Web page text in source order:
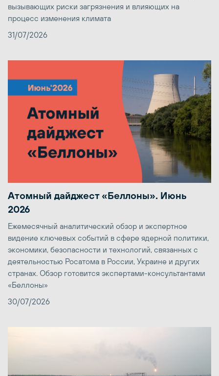
вызывающих риски загрязнения и влияющих на
процесс изменения климата
31/07/2026
Атомный дайджест «Беллоны». Июнь
2026
Ежемесячный аналитический обзор и экспертное
видение ключевых событий в сфере ядерной политики,
экономики, безопасности и технологий, связанных с
деятельностью Росатома в России, Украине и других
странах. Обзор готовится экспертами-консультантами
«Беллоны»
30/07/2026